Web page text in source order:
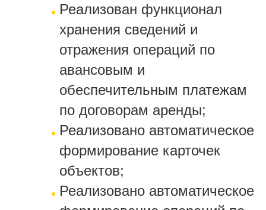
Реализован функционал
хранения сведений и
отражения операций по
авансовым и
обеспечительным платежам
по договорам аренды;
Реализовано автоматическое
формирование карточек
объектов;
Реализовано автоматическое